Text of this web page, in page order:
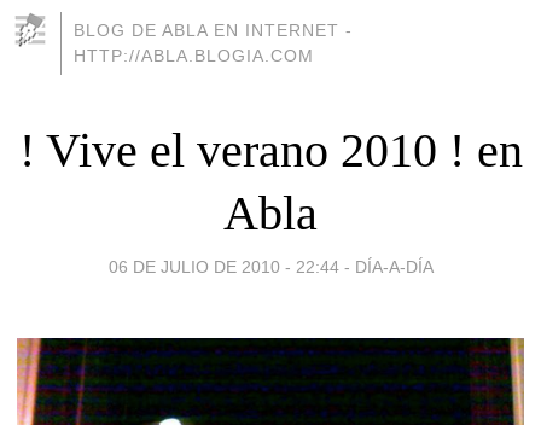
BLOG DE ABLA EN INTERNET -
HTTP://ABLA.BLOGIA.COM
! Vive el verano 2010 ! en
Abla
06 DE JULIO DE 2010 - 22:44 - DÍA-A-DÍA